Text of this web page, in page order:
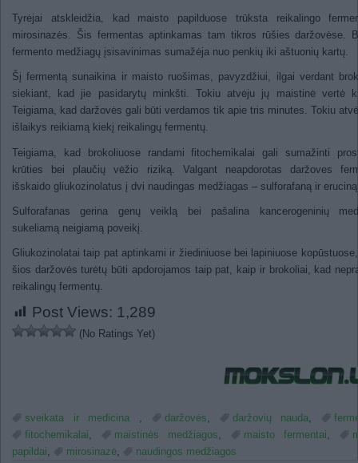
Tyrėjai atskleidžia, kad maisto papilduose trūksta reikalingo
mirosinazės. Šis fermentas aptinkamas tam tikros rūšies daržovėse.
fermento medžiagų įsisavinimas sumažėja nuo penkių iki aštuonių kartų.
Šį fermentą sunaikina ir maisto ruošimas, pavyzdžiui, ilgai verdant
siekiant, kad jie pasidarytų minkšti. Tokiu atvėju jų maistinė vertė
Teigiama, kad daržovės gali būti verdamos tik apie tris minutes. Tokiu
išlaikys reikiamą kiekį reikalingų fermentų.
Teigiama, kad brokoliuose randami fitochemikalai gali sumažinti
krūties bei plaučių vėžio riziką. Valgant neapdorotas daržoves
išskaido gliukozinolatus į dvi naudingas medžiagas – sulforafaną ir
Sulforafanas gerina genų veiklą bei pašalina kancerogeninių
sukeliamą neigiamą poveikį.
Gliukozinolatai taip pat aptinkami ir žiediniuose bei lapiniuose
šios daržovės turėtų būti apdorojamos taip pat, kaip ir brokoliai, kad
reikalingų fermentų.
Post Views: 1,289
(No Ratings Yet)
sveikata ir medicina , daržovės, daržovių nauda,
fitochemikalai, maistinės medžiagos, maisto fermentai,
papildai, mirosinazė, naudingos medžiagos